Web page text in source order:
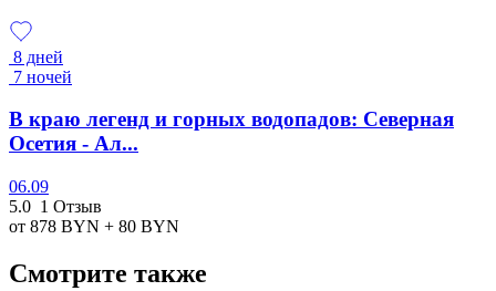
8 дней
7 ночей
В краю легенд и горных водопадов: Северная
Осетия - Ал...
06.09
5.0 1 Отзыв
от 878 BYN + 80 BYN
Смотрите также